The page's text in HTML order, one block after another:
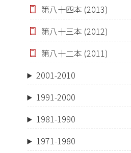
第八十四本 (2013)
第八十三本 (2012)
第八十二本 (2011)
2001-2010
1991-2000
1981-1990
1971-1980